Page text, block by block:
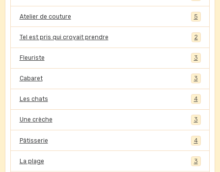
Atelier de couture 5
Tel est pris qui croyait prendre 2
Fleuriste 3
Cabaret 3
Les chats 4
Une crèche 3
Pâtisserie 4
La plage 3